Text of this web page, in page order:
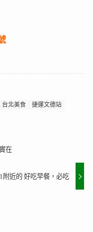
台北美食
捷運文德站
在
附近的 好吃早餐，必吃